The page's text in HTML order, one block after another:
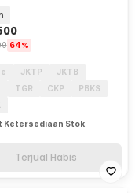
64%
JKTP
JKTB
TGR CKP
PBKS
Ketersediaan Stok
Terjual Habis